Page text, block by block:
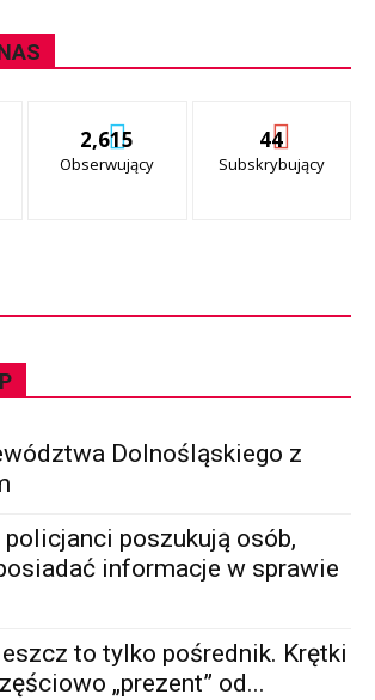
2,615
Obserwujący
44
Subskrybujący
Dolnośląskiego z
policjanci poszukują osób,
informacje w sprawie
to tylko pośrednik. Krętki
„prezent” od...